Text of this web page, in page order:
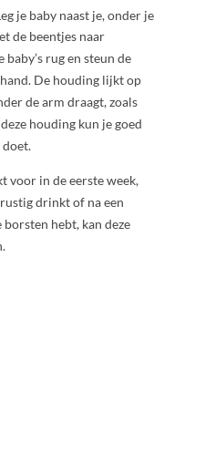
je baby naast je, onder je
de beentjes naar
rug en steun de
De houding lijkt op
de arm draagt, zoals
houding kun je goed
doet.
voor in de eerste week,
drinkt of na een
borsten hebt, kan deze